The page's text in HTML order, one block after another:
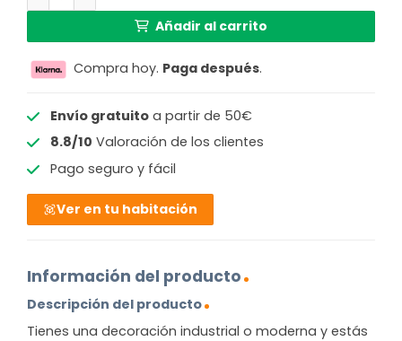
Añadir al carrito
Compra hoy. Paga después.
Envío gratuitoa partir de 50€
8.8/10 Valoración de los clientes
Pago seguro y fácil
Ver en tu habitación
Información del producto
Descripción del producto
Tienes una decoración industrial o moderna y estás